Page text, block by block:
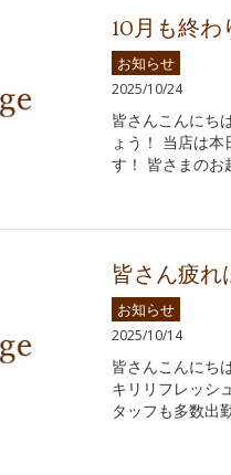
10月も終わ
お知らせ
2025/10/24
皆さんこんにち
ょう！ 当店は
す！ 皆さまのお
皆さん疲れ
お知らせ
2025/10/14
皆さんこんにち
キリリフレッシ
タッフも多数出